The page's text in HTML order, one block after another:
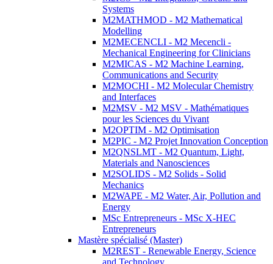
Systems
M2MATHMOD - M2 Mathematical
Modelling
M2MECENCLI - M2 Mecencli -
Mechanical Engineering for Clinicians
M2MICAS - M2 Machine Learning,
Communications and Security
M2MOCHI - M2 Molecular Chemistry
and Interfaces
M2MSV - M2 MSV - Mathématiques
pour les Sciences du Vivant
M2OPTIM - M2 Optimisation
M2PIC - M2 Projet Innovation Conception
M2QNSLMT - M2 Quantum, Light,
Materials and Nanosciences
M2SOLIDS - M2 Solids - Solid
Mechanics
M2WAPE - M2 Water, Air, Pollution and
Energy
MSc Entrepreneurs - MSc X-HEC
Entrepreneurs
Mastère spécialisé (Master)
M2REST - Renewable Energy, Science
and Technology